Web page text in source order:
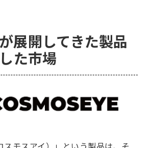
展開してきた製品
た市場